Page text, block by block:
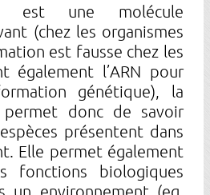
est une molécule
(chez les organismes
est fausse chez les
également l’ARN pour
génétique), la
permet donc de savoir
présentent dans
Elle permet également
fonctions biologiques
un environnement (eg.